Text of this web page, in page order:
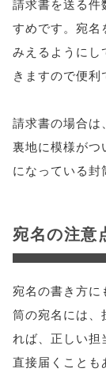
請求書を送る件
すめです。宛名
みえるようにし
きますので便利
請求書の場合は
裏地に模様がつ
になっている封
宛名の注意
宛名の書き方
筒の宛名には、
れば、正しい
直接届くことも